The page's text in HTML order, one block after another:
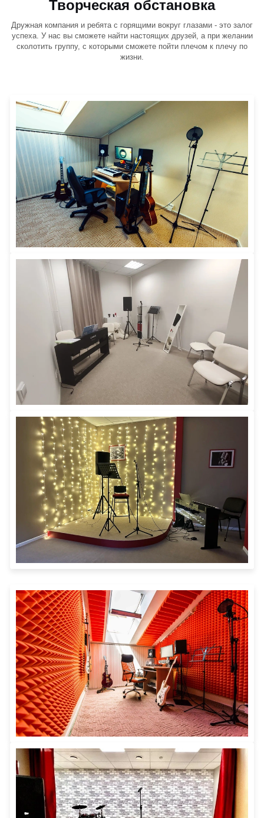
Творческая обстановка
Дружная компания и ребята с горящими вокруг глазами - это залог
успеха. У нас вы сможете найти настоящих друзей, а при желании
сколотить группу, с которыми сможете пойти плечом к плечу по
жизни.